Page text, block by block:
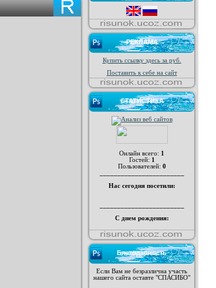
РЕКЛАМА
Купить ссылку здесь за руб.
Поставить к себе на сайт
СТАТИСТИКА
Онлайн всего: 1
Гостей: 1
Пользователей: 0
Нас сегодня посетили:
С днем рождения:
Благодарность
Если Вам не безразлична участь
нашего сайта оставте "СПАСИБО"